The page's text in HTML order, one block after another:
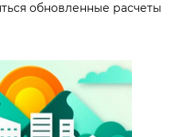
обновленные расчеты